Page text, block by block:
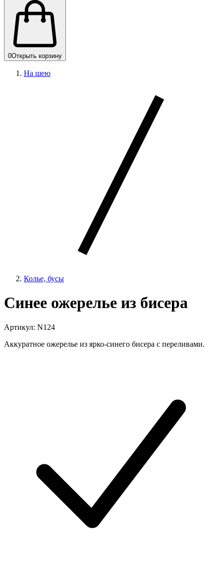
0Открыть корзину
На шею
Колье, бусы
Синее ожерелье из бисера
Артикул: N124
Аккуратное ожерелье из ярко-синего бисера с переливами.